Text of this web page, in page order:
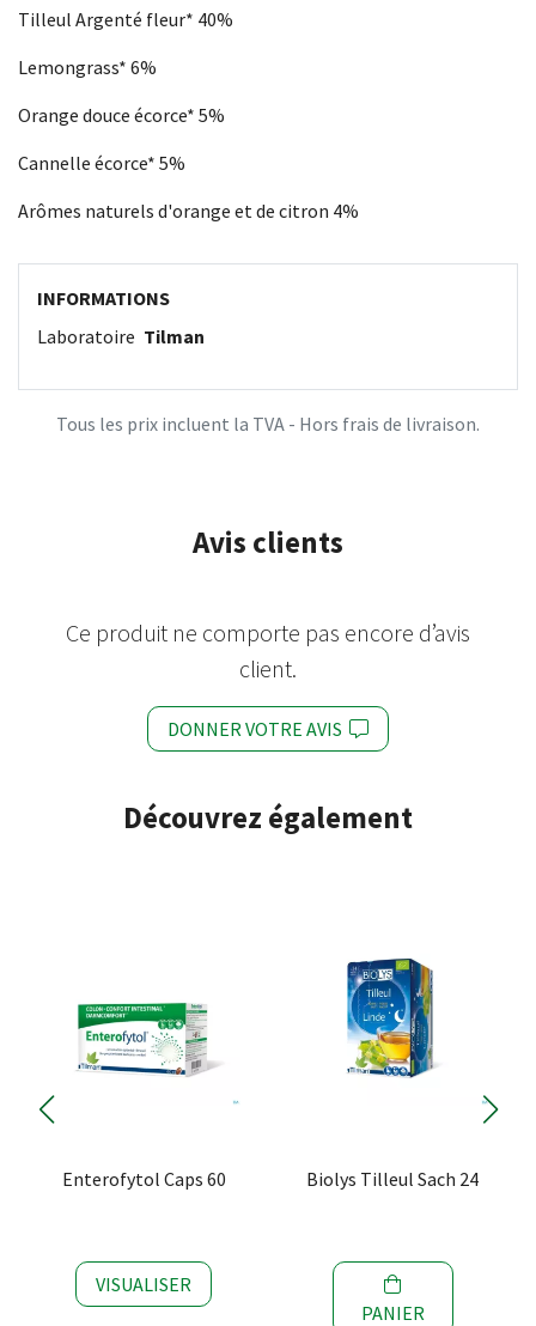
Tilleul Argenté fleur* 40%
Lemongrass* 6%
Orange douce écorce* 5%
Cannelle écorce* 5%
Arômes naturels d'orange et de citron 4%
INFORMATIONS
Laboratoire Tilman
Tous les prix incluent la TVA - Hors frais de livraison.
Avis clients
Ce produit ne comporte pas encore d’avis
client.
DONNER VOTRE AVIS
Découvrez également
Enterofytol Caps 60
VISUALISER
Biolys Tilleul Sach 24
PANIER